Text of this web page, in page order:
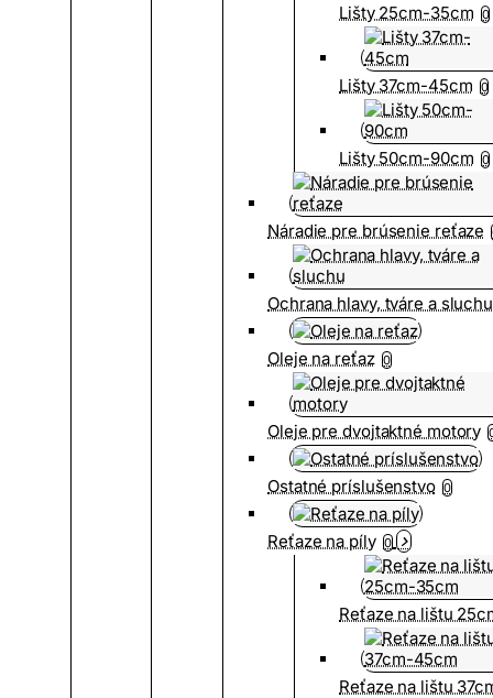
Lišty 25cm-35cm 0
Lišty 37cm-45cm 0
Lišty 50cm-90cm 0
Náradie pre brúsenie reťaze
Ochrana hlavy, tváre a sluchu
Oleje na reťaz 0
Oleje pre dvojtaktné motory
Ostatné príslušenstvo 0
Reťaze na píly 0
Reťaze na lištu
Reťaze na lištu